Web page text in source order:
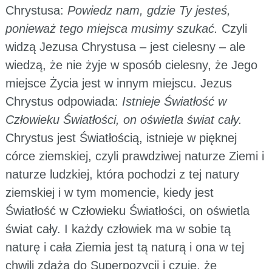
Chrystusa: Powiedz nam, gdzie Ty jesteś,
ponieważ tego miejsca musimy szukać. Czyli
widzą Jezusa Chrystusa – jest cielesny – ale
wiedzą, że nie żyje w sposób cielesny, że Jego
miejsce Życia jest w innym miejscu. Jezus
Chrystus odpowiada: Istnieje Światłość w
Człowieku Światłości, on oświetla świat cały.
Chrystus jest Światłością, istnieje w pięknej
córce ziemskiej, czyli prawdziwej naturze Ziemi i
naturze ludzkiej, która pochodzi z tej natury
ziemskiej i w tym momencie, kiedy jest
Światłość w Człowieku Światłości, on oświetla
świat cały. I każdy człowiek ma w sobie tą
naturę i cała Ziemia jest tą naturą i ona w tej
chwili zdąża do Superpozycji i czuję, że